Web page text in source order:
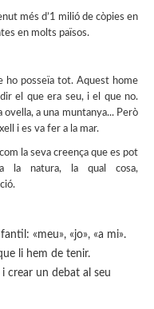
més d’1 milió de còpies en
en molts països.
ho posseïa tot. Aquest home
el que era seu, i el que no.
ovella, a una muntanya... Però
i es va fer a la mar.
la seva creença que es pot
la natura, la qual cosa,
«meu», «jo», «a mi».
li hem de tenir.
crear un debat al seu